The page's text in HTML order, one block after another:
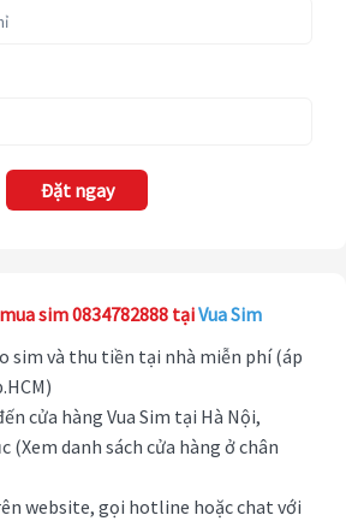
Đặt ngay
sim 0834782888 tạiVua Sim
sim và thu tiền tại nhà miễn phí (áp
cửa hàng Vua Sim tại Hà Nội,
(Xem danh sách cửa hàng ở chân
website, gọi hotline hoặc chat với